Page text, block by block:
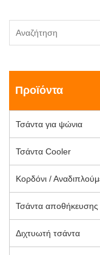
Προϊόντα
Τσάντα για ψώνια
Τσάντα Cooler
Κορδόνι /
Τσάντα αποθήκευσης
Διχτυωτή τσάντα